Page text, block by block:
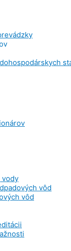
vody
vôd
vôd